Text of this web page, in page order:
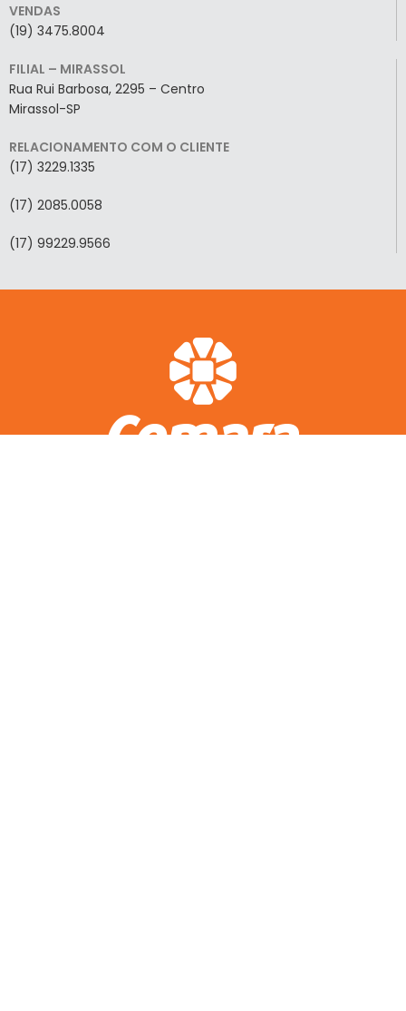
VENDAS
(19) 3475.8004
FILIAL – MIRASSOL
Rua Rui Barbosa, 2295 – Centro
Mirassol-SP
RELACIONAMENTO COM O CLIENTE
(17) 3229.1335
(17) 2085.0058
(17) 99229.9566